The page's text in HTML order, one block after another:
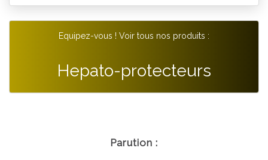
Equipez-vous ! Voir tous nos produits :
Hepato-protecteurs
Parution :